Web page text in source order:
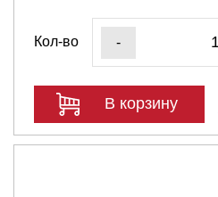
Кол-во -
В корзину